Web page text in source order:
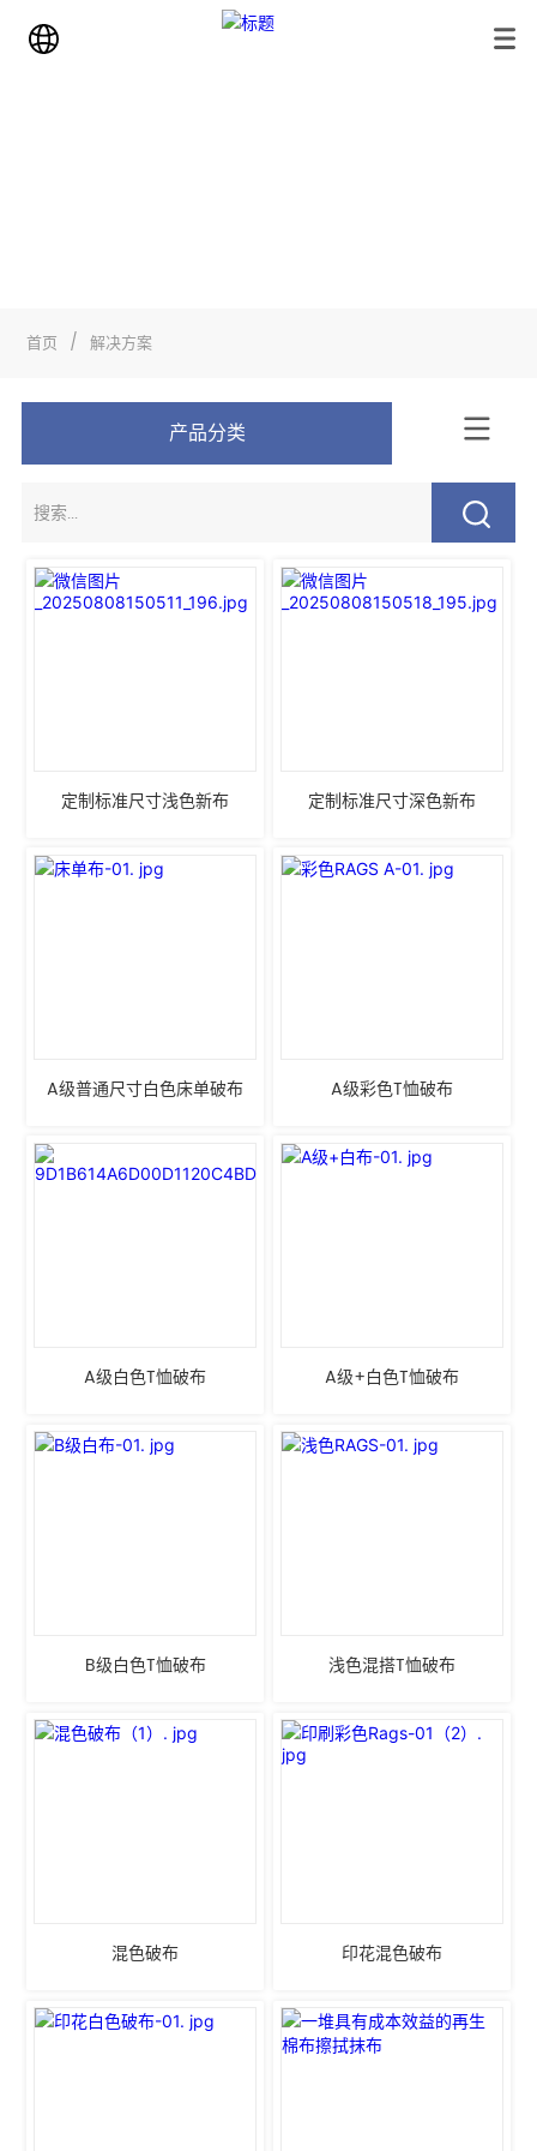
首页 / 解决方案
产品分类
定制标准尺寸浅色新布 定制标准尺寸深色新布
A级普通尺寸白色床单破布 A级彩色T恤破布
A级白色T恤破布 A级+白色T恤破布
B级白色T恤破布 浅色混搭T恤破布
混色破布 印花混色破布